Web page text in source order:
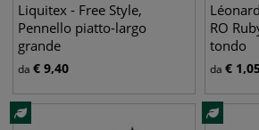
Liquitex - Free Style,
Pennello piatto-largo
grande
da € 9,40
RO
tondo
da €